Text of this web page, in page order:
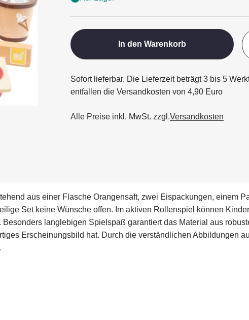
In den Warenkorb
Sofort lieferbar. Die Lieferzeit beträgt 3 bis 5
entfallen die Versandkosten von 4,90 Euro
Alle Preise inkl. MwSt. zzgl.Versandkosten
aus einer Flasche Orangensaft, zwei Eispackungen, einem
Set keine Wünsche offen. Im aktiven Rollenspiel können
langlebigen Spielspaß garantiert das Material aus
Erscheinungsbild hat. Durch die verständlichen Abbildungen